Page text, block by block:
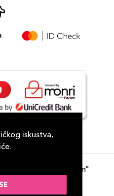
iskustva,
- "DP Lux Distribution"
Luka
d.o.o. Sarajevo